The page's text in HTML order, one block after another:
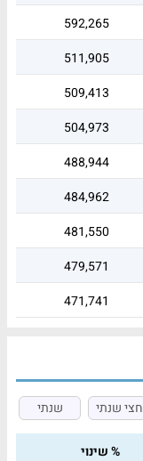
592,265
511,905
509,413
504,973
488,944
484,962
481,550
479,571
471,741
חצי שנתי שנתי
% שינוי